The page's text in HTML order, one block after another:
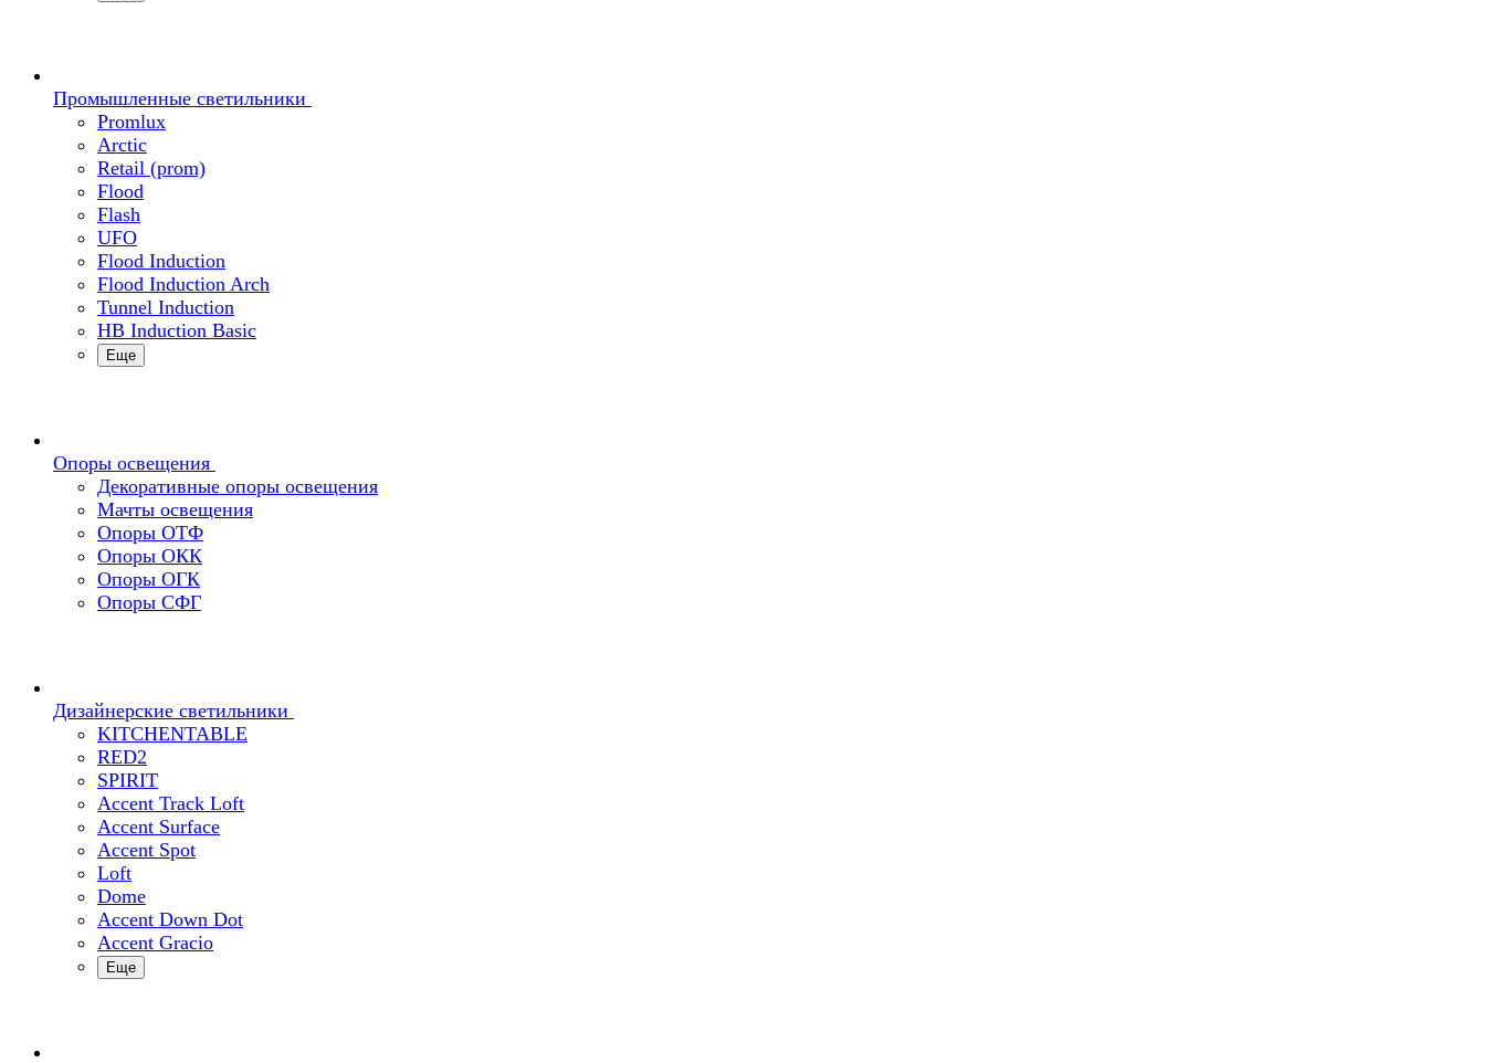
Промышленные светильники
Promlux
Arctic
Retail (prom)
Flood
Flash
UFO
Flood Induction
Flood Induction Arch
Tunnel Induction
HB Induction Basic
Еще
Опоры освещения
Декоративные опоры освещения
Мачты освещения
Опоры ОТФ
Опоры ОКК
Опоры ОГК
Опоры СФГ
Дизайнерские светильники
KITCHENTABLE
RED2
SPIRIT
Accent Track Loft
Accent Surface
Accent Spot
Loft
Dome
Accent Down Dot
Accent Gracio
Еще